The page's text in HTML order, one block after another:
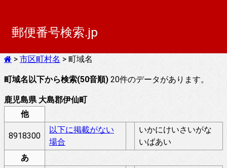
郵便番号検索.jp
> 市区町村名 > 町域名
町域名以下から検索(50音順) 20件のデータがあります。
鹿児島県 大島郡伊仙町
他
8918300
以下に掲載がない
場合
いかにけいさいがな
いばあい
あ